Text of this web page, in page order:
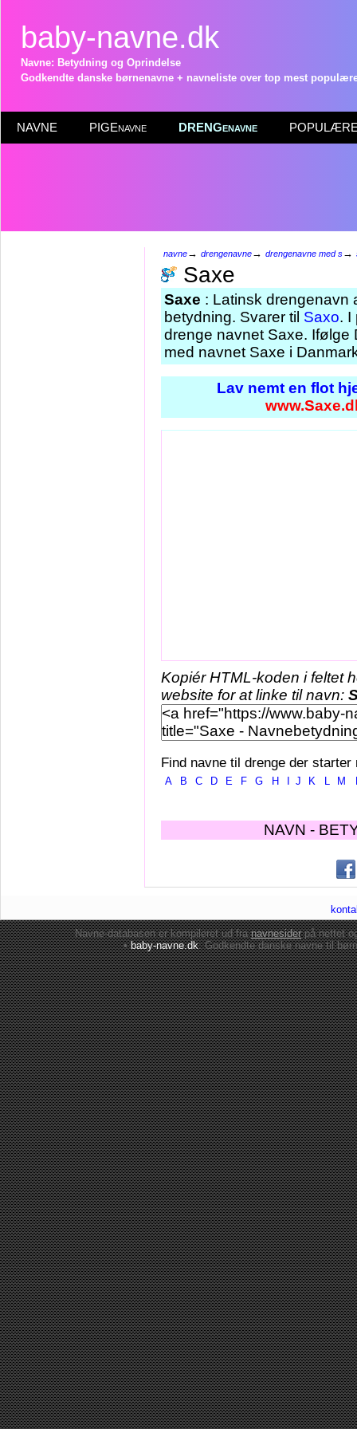
baby-navne.dk
Navne: Betydning og Oprindelse
Godkendte danske børnenavne + navneliste over top mest
NAVNE PIGEnavne DRENGenavne POPULÆRE
navne→ drengenavne→ drengenavne med s→
Saxe
Saxe : Latinsk drengenavn
betydning. Svarer til Saxo. I
drenge navnet Saxe. Ifølge
med navnet Saxe i
Lav nemt en flot
Kopiér HTML-koden i feltet
website for at linke til navn:
Find navne til drenge der starter
A B C D E F G H J K L M
NAVN -
Navne-databasen er kompileret ud franavnesiderpå nettet
•baby-navne.dk: Godkendte danskenavne til børn